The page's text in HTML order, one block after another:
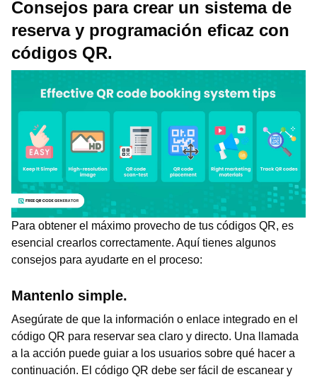
Consejos para crear un sistema de
reserva y programación eficaz con
códigos QR.
Para obtener el máximo provecho de tus códigos QR, es
esencial crearlos correctamente. Aquí tienes algunos
consejos para ayudarte en el proceso:
Mantenlo simple.
Asegúrate de que la información o enlace integrado en el
código QR para reservar sea claro y directo. Una llamada
a la acción puede guiar a los usuarios sobre qué hacer a
continuación. El código QR debe ser fácil de escanear y